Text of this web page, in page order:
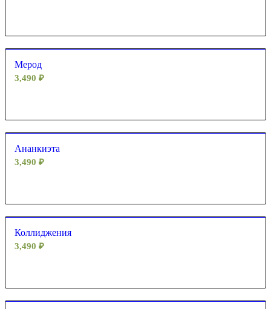
Мерод
3,490 ₽
Ананкиэта
3,490 ₽
Коллиджения
3,490 ₽